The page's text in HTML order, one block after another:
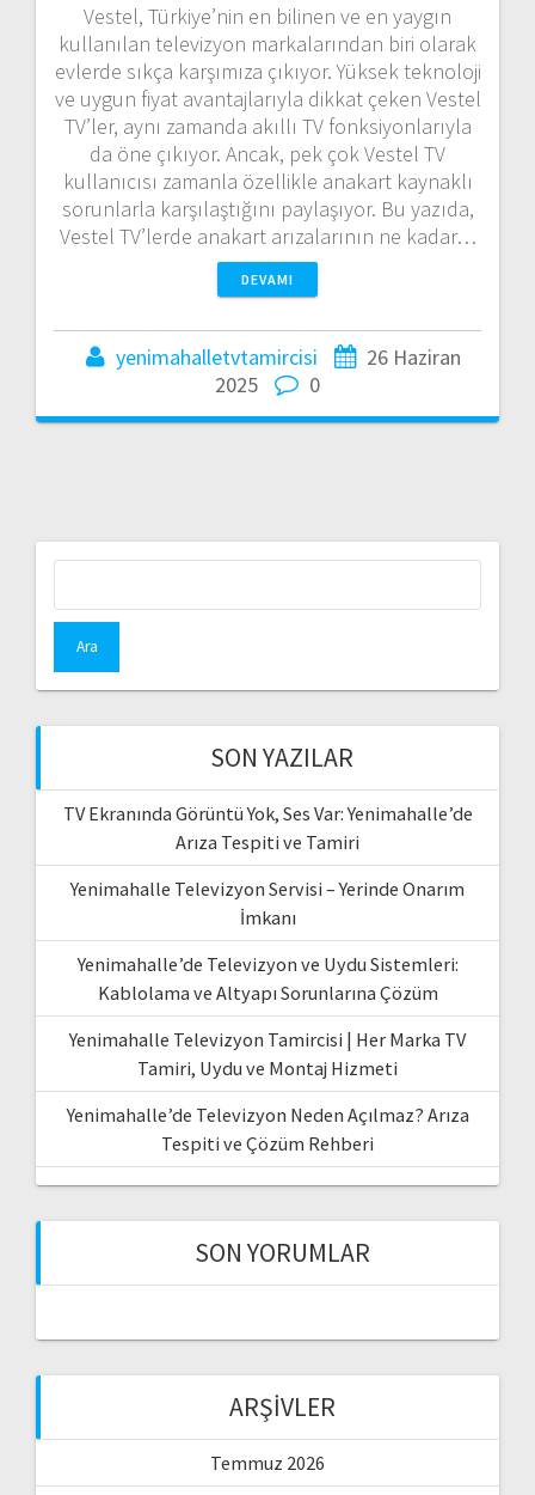
Vestel, Türkiye’nin en bilinen ve en yaygın
kullanılan televizyon markalarından biri olarak
evlerde sıkça karşımıza çıkıyor. Yüksek teknoloji
ve uygun fiyat avantajlarıyla dikkat çeken Vestel
TV’ler, aynı zamanda akıllı TV fonksiyonlarıyla
da öne çıkıyor. Ancak, pek çok Vestel TV
kullanıcısı zamanla özellikle anakart kaynaklı
sorunlarla karşılaştığını paylaşıyor. Bu yazıda,
Vestel TV’lerde anakart arızalarının ne kadar…
DEVAMI
yenimahalletvtamircisi
26 Haziran
2025
0
SON YAZILAR
TV Ekranında Görüntü Yok, Ses Var: Yenimahalle’de
Arıza Tespiti ve Tamiri
Yenimahalle Televizyon Servisi – Yerinde Onarım
İmkanı
Yenimahalle’de Televizyon ve Uydu Sistemleri:
Kablolama ve Altyapı Sorunlarına Çözüm
Yenimahalle Televizyon Tamircisi | Her Marka TV
Tamiri, Uydu ve Montaj Hizmeti
Yenimahalle’de Televizyon Neden Açılmaz? Arıza
Tespiti ve Çözüm Rehberi
SON YORUMLAR
ARŞIVLER
Temmuz 2026